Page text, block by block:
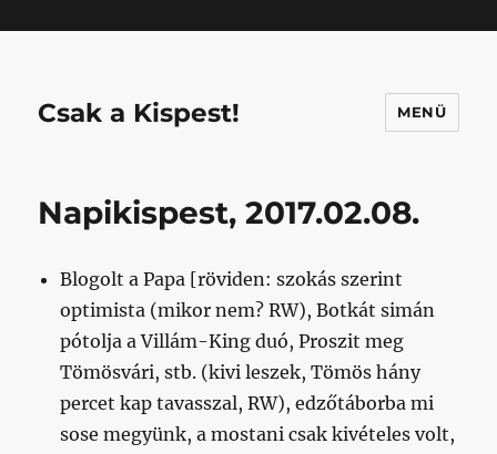
Csak a Kispest! MENÜ
Napikispest, 2017.02.08.
Blogolt a Papa [röviden: szokás szerint
optimista (mikor nem? RW), Botkát simán
pótolja a Villám-King duó, Proszit meg
Tömösvári, stb. (kivi leszek, Tömös hány
percet kap tavasszal, RW), edzőtáborba mi
sose megyünk, a mostani csak kivételes volt,